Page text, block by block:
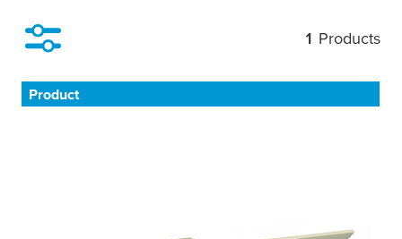
1 Products
Product